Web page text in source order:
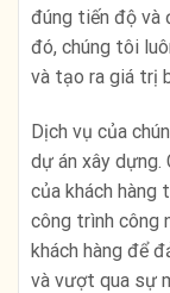
đúng tiến độ và
đó, chúng tôi
và tạo ra giá trị
Dịch vụ của
dự án xây dựng.
của khách hàng
công trình công
khách hàng để
và vượt qua sự